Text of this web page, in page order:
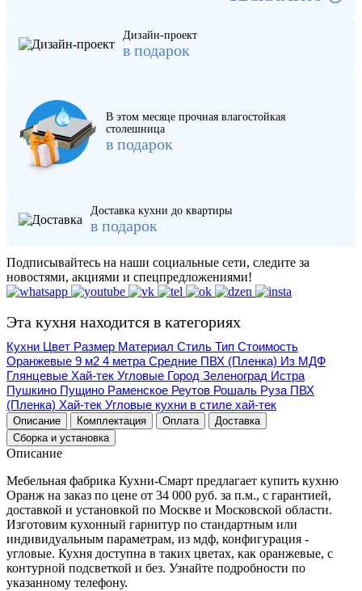
Дизайн-проект
в подарок
В этом месяце прочная влагостойкая
столешница
в подарок
Доставка кухни до квартиры
в подарок
Подписывайтесь на наши социальные сети, следите за
новостями, акциями и спецпредложениями!
Эта кухня находится в категориях
Кухни Цвет Размер Материал Стиль Тип Стоимость
Оранжевые 9 м2 4 метра Средние ПВХ (Пленка) Из МДФ
Глянцевые Хай-тек Угловые Город Зеленоград Истра
Пушкино Пущино Раменское Реутов Рошаль Руза ПВХ
(Пленка) Хай-тек Угловые кухни в стиле хай-тек
Описание Комплектация Оплата
Доставка
Сборка и установка
Описание
Мебельная фабрика Кухни-Смарт предлагает купить кухню
Оранж на заказ по цене от 34 000 руб. за п.м., с гарантией,
доставкой и установкой по Москве и Московской области.
Изготовим кухонный гарнитур по стандартным или
индивидуальным параметрам, из мдф, конфигурация -
угловые. Кухня доступна в таких цветах, как оранжевые, с
контурной подсветкой и без. Узнайте подробности по
указанному телефону.